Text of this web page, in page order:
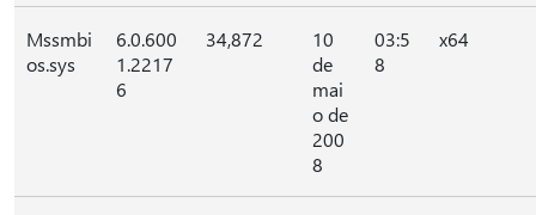
Mssmbi
os.sys
6.0.600
1.2217
6
34,872
10
de
mai
o de
200
8
03:5
8
x64